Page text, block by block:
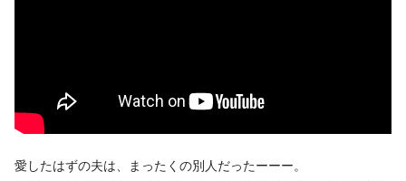
愛したはずの夫は、まったくの別人だったーーー。